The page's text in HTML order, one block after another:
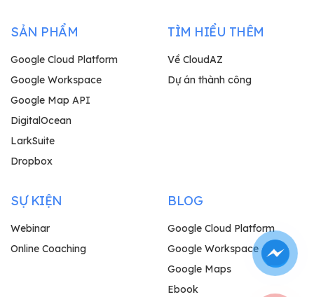
SẢN PHẨM
Google Cloud Platform
Google Workspace
Google Map API
DigitalOcean
LarkSuite
Dropbox
TÌM HIỂU THÊM
Về CloudAZ
Dự án thành công
SỰ KIỆN
Webinar
Online Coaching
BLOG
Google Cloud Platform
Google Workspace
Google Maps
Ebook